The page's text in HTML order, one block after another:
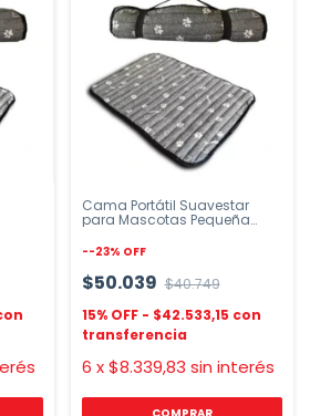
Cama Portátil Suavestar
para Mascotas Pequeña
--23% OFF
$50.039 $40.749
$42.533,15
6 x$8.339,83 sin interés
COMPRAR